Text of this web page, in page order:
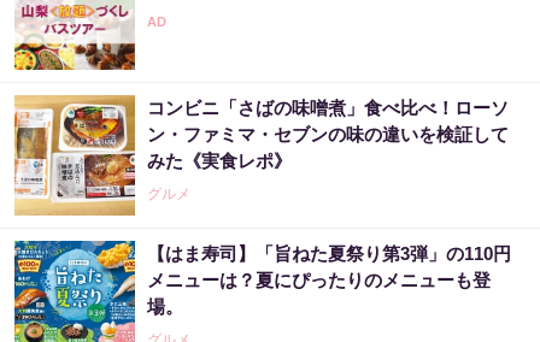
コンビニ「さばの味噌煮」食べ比べ！ローソ
ン・ファミマ・セブンの味の違いを検証して
みた《実食レポ》
グルメ
【はま寿司】「旨ねた夏祭り第3弾」の110円
メニューは？夏にぴったりのメニューも登
場。